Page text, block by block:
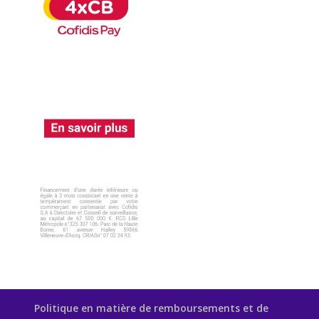
Politique en matière de remboursements et de